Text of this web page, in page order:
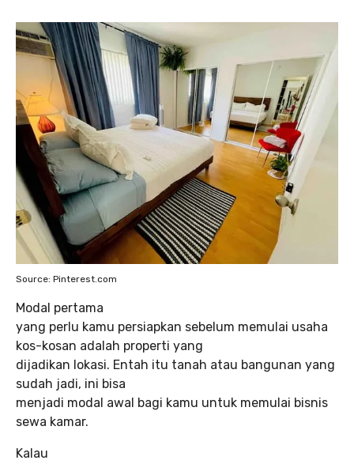
Source: Pinterest.com
Modal pertama
yang perlu kamu persiapkan sebelum memulai usaha
kos-kosan adalah properti yang
dijadikan lokasi. Entah itu tanah atau bangunan yang
sudah jadi, ini bisa
menjadi modal awal bagi kamu untuk memulai bisnis
sewa kamar.
Kalau